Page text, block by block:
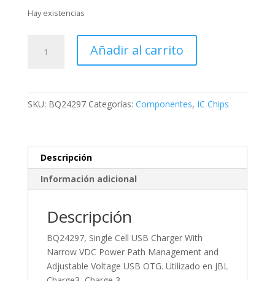
Hay existencias
Single
Power
Path
Management
Adjustable
Voltage
Utilizado
Añadir al carrito
SKU: BQ24297 Categorías: Componentes, IC Chips
Descripción
Información adicional
Descripción
BQ24297, Single Cell USB Charger With
Narrow VDC Power Path Management and
Adjustable Voltage USB OTG. Utilizado en JBL